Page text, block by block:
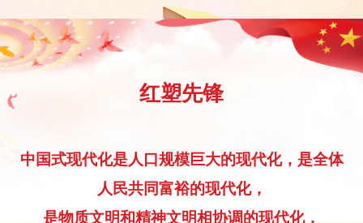
红塑先锋
中国式现代化是人口规模巨大的现代化，是全体
人民共同富裕的现代化，
是物质文明和精神文明相协调的现代化，